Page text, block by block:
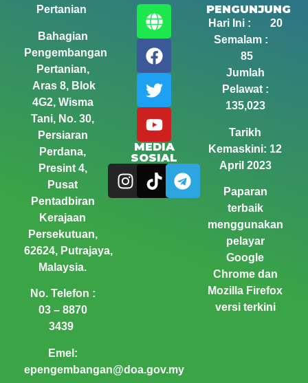
Pertanian
Bahagian
Pengembangan
Pertanian,
Aras 8, Blok
4G2, Wisma
Tani, No. 30,
Persiaran
Perdana,
Presint 4,
Pusat
Pentadbiran
Kerajaan
Persekutuan,
62624, Putrajaya,
Malaysia.
No. Telefon :
03 – 8870
3439
Emel:
epengembangan@doa.gov.my
MEDIA
SOSIAL
PENGUNJUNG
Hari Ini : 20
Semalam :
85
Jumlah
Pelawat :
135,023
Tarikh
Kemaskini: 12
April 2023
Paparan
terbaik
menggunakan
pelayar
Google
Chrome dan
Mozilla Firefox
versi terkini